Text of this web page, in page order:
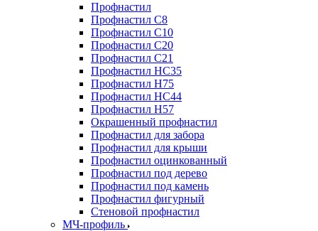
Профнастил
Профнастил С8
Профнастил С10
Профнастил С20
Профнастил С21
Профнастил НС35
Профнастил Н75
Профнастил HC44
Профнастил Н57
Окрашенный профнастил
Профнастил для забора
Профнастил для крыши
Профнастил оцинкованный
Профнастил под дерево
Профнастил под камень
Профнастил фигурный
Стеновой профнастил
МЧ-профиль